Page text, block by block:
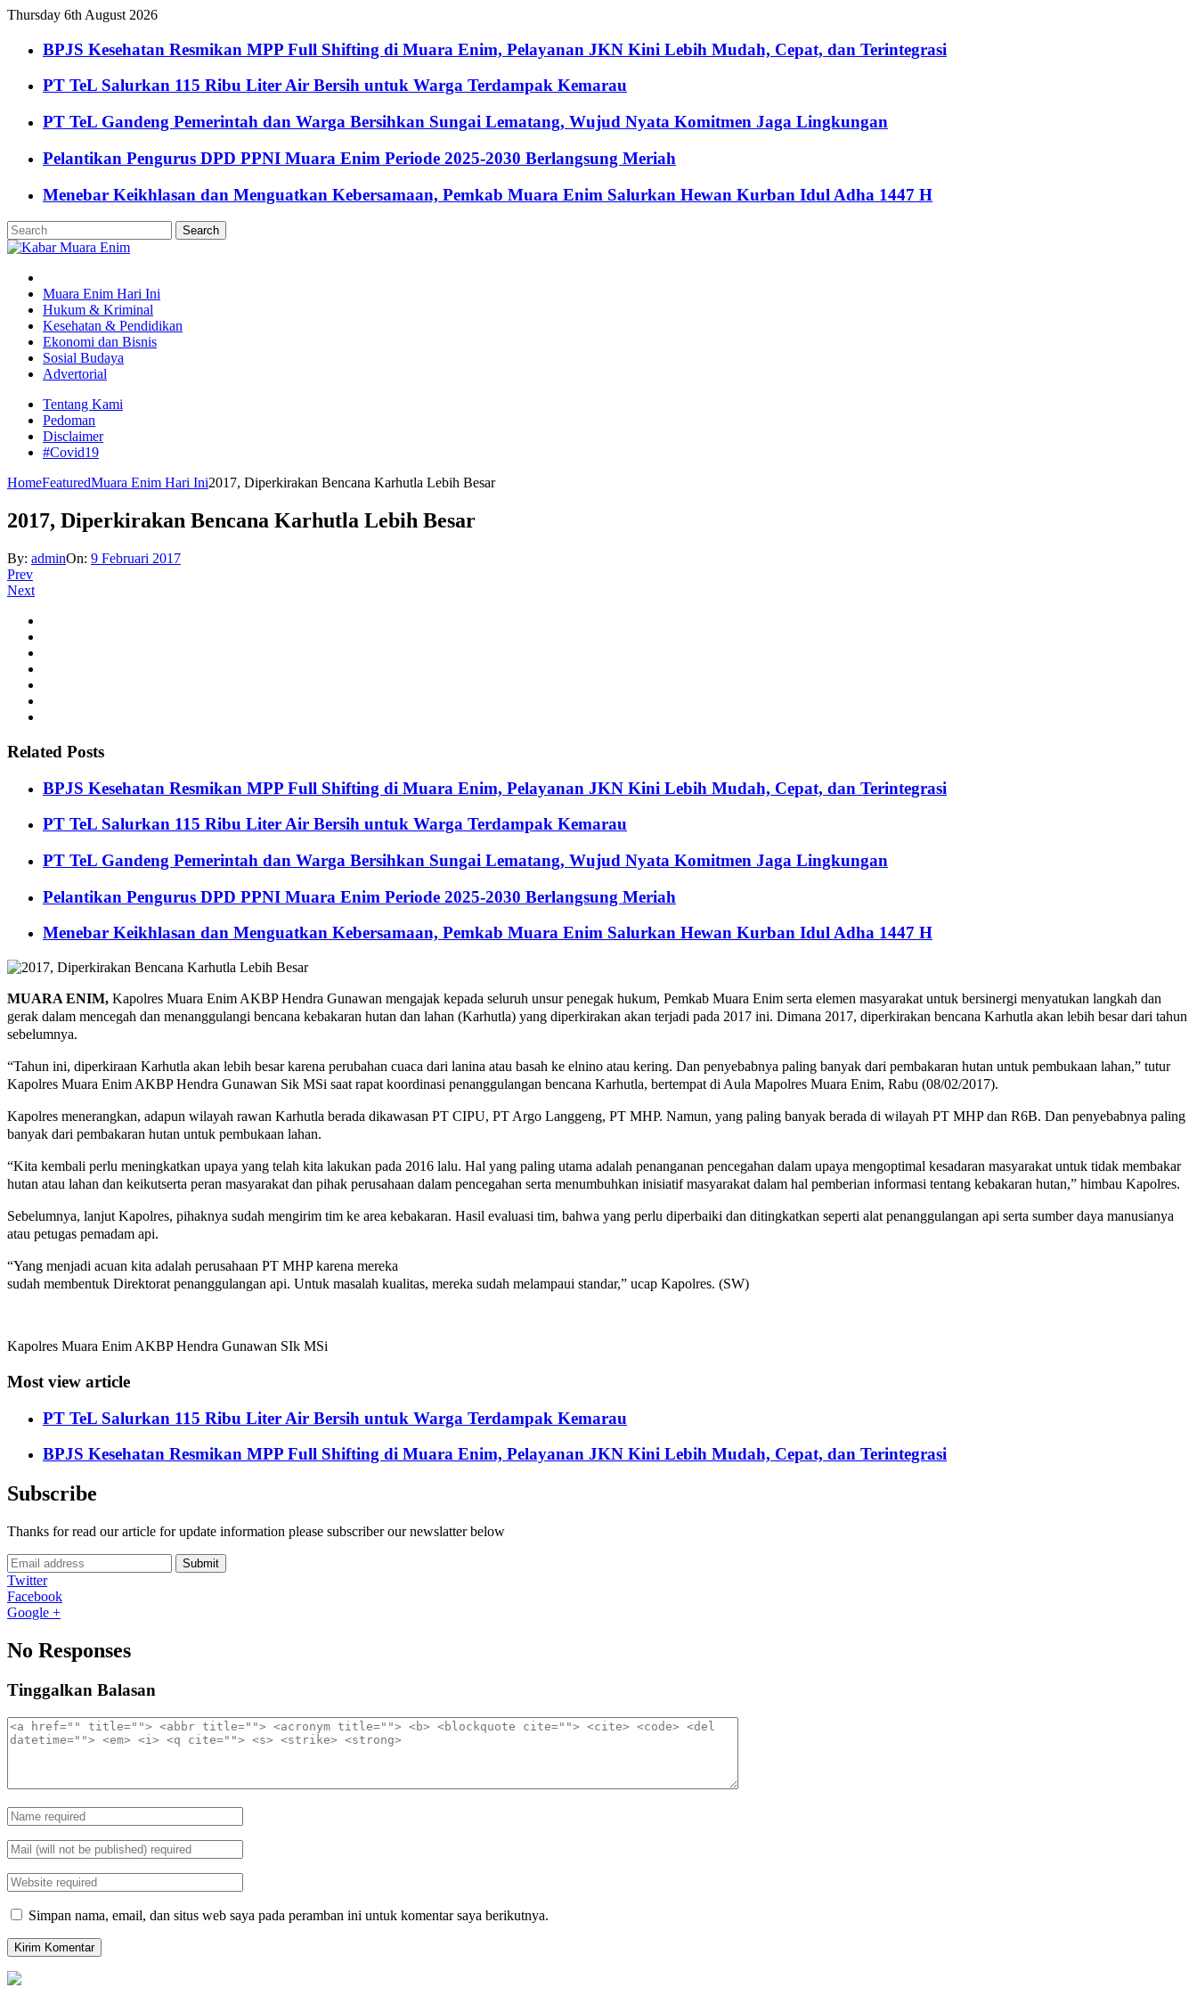
Thursday 6th August 2026
BPJS Kesehatan Resmikan MPP Full Shifting di Muara Enim, Pelayanan JKN Kini Lebih Mudah, Cepat, dan Terintegrasi
PT TeL Salurkan 115 Ribu Liter Air Bersih untuk Warga Terdampak Kemarau
PT TeL Gandeng Pemerintah dan Warga Bersihkan Sungai Lematang, Wujud Nyata Komitmen Jaga Lingkungan
Pelantikan Pengurus DPD PPNI Muara Enim Periode 2025-2030 Berlangsung Meriah
Menebar Keikhlasan dan Menguatkan Kebersamaan, Pemkab Muara Enim Salurkan Hewan Kurban Idul Adha 1447 H
Muara Enim Hari Ini
Hukum & Kriminal
Kesehatan & Pendidikan
Ekonomi dan Bisnis
Sosial Budaya
Advertorial
Tentang Kami
Pedoman
Disclaimer
#Covid19
HomeFeaturedMuara Enim Hari Ini2017, Diperkirakan Bencana Karhutla Lebih Besar
2017, Diperkirakan Bencana Karhutla Lebih Besar
By: adminOn: 9 Februari 2017
Prev
Next
Related Posts
BPJS Kesehatan Resmikan MPP Full Shifting di Muara Enim, Pelayanan JKN Kini Lebih Mudah, Cepat, dan Terintegrasi
PT TeL Salurkan 115 Ribu Liter Air Bersih untuk Warga Terdampak Kemarau
PT TeL Gandeng Pemerintah dan Warga Bersihkan Sungai Lematang, Wujud Nyata Komitmen Jaga Lingkungan
Pelantikan Pengurus DPD PPNI Muara Enim Periode 2025-2030 Berlangsung Meriah
Menebar Keikhlasan dan Menguatkan Kebersamaan, Pemkab Muara Enim Salurkan Hewan Kurban Idul Adha 1447 H
MUARA ENIM, Kapolres Muara Enim AKBP Hendra Gunawan mengajak kepada seluruh unsur penegak hukum, Pemkab Muara Enim serta elemen masyarakat untuk bersinergi menyatukan langkah dan
gerak dalam mencegah dan menanggulangi bencana kebakaran hutan dan lahan (Karhutla) yang diperkirakan akan terjadi pada 2017 ini. Dimana 2017, diperkirakan bencana Karhutla akan lebih besar dari tahun
sebelumnya.
“Tahun ini, diperkiraan Karhutla akan lebih besar karena perubahan cuaca dari lanina atau basah ke elnino atau kering. Dan penyebabnya paling banyak dari pembakaran hutan untuk pembukaan lahan,” tutur
Kapolres Muara Enim AKBP Hendra Gunawan Sik MSi saat rapat koordinasi penanggulangan bencana Karhutla, bertempat di Aula Mapolres Muara Enim, Rabu (08/02/2017).
Kapolres menerangkan, adapun wilayah rawan Karhutla berada dikawasan PT CIPU, PT Argo Langgeng, PT MHP. Namun, yang paling banyak berada di wilayah PT MHP dan R6B. Dan penyebabnya paling
banyak dari pembakaran hutan untuk pembukaan lahan.
“Kita kembali perlu meningkatkan upaya yang telah kita lakukan pada 2016 lalu. Hal yang paling utama adalah penanganan pencegahan dalam upaya mengoptimal kesadaran masyarakat untuk tidak membakar
hutan atau lahan dan keikutserta peran masyarakat dan pihak perusahaan dalam pencegahan serta menumbuhkan inisiatif masyarakat dalam hal pemberian informasi tentang kebakaran hutan,” himbau Kapolres.
Sebelumnya, lanjut Kapolres, pihaknya sudah mengirim tim ke area kebakaran. Hasil evaluasi tim, bahwa yang perlu diperbaiki dan ditingkatkan seperti alat penanggulangan api serta sumber daya manusianya
atau petugas pemadam api.
“Yang menjadi acuan kita adalah perusahaan PT MHP karena mereka
sudah membentuk Direktorat penanggulangan api. Untuk masalah kualitas, mereka sudah melampaui standar,” ucap Kapolres. (SW)
Kapolres Muara Enim AKBP Hendra Gunawan SIk MSi
Most view article
PT TeL Salurkan 115 Ribu Liter Air Bersih untuk Warga Terdampak Kemarau
BPJS Kesehatan Resmikan MPP Full Shifting di Muara Enim, Pelayanan JKN Kini Lebih Mudah, Cepat, dan Terintegrasi
Subscribe
Thanks for read our article for update information please subscriber our newslatter below
Submit
Twitter
Facebook
Google +
No Responses
Tinggalkan Balasan
Simpan nama, email, dan situs web saya pada peramban ini untuk komentar saya berikutnya.